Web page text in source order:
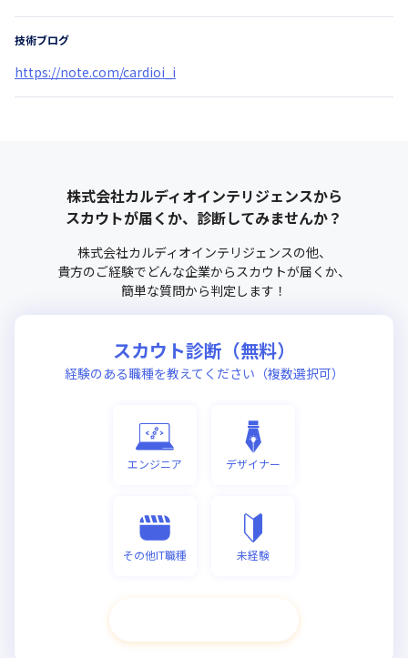
技術ブログ
https://note.com/cardioi_i
株式会社カルディオインテリジェンスから
スカウトが届くか、診断してみませんか？
株式会社カルディオインテリジェンスの他、
貴方のご経験でどんな企業からスカウトが届くか、
簡単な質問から判定します！
スカウト診断（無料）
経験のある職種を教えてください（複数選択可）
エンジニア デザイナー
その他IT職種 未経験